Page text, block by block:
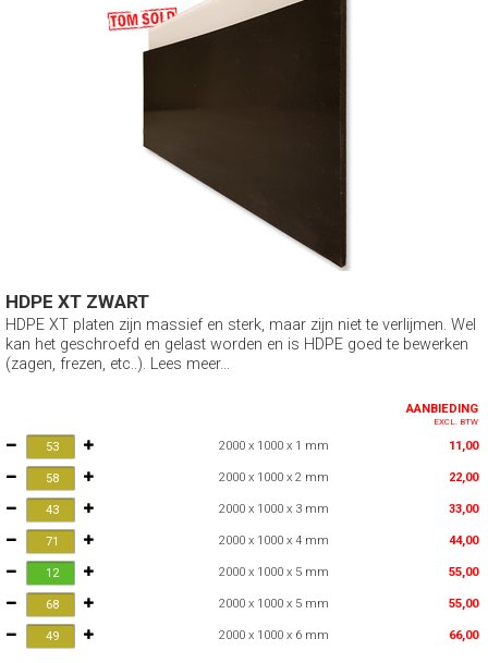
HDPE XT ZWART
HDPE XT platen zijn massief en sterk, maar zijn niet te verlijmen. Wel
kan het geschroefd en gelast worden en is HDPE goed te bewerken
(zagen, frezen, etc..). Lees meer...
AANBIEDING
EXCL. BTW
2000 x 1000 x 1 mm 11,00
2000 x 1000 x 2 mm 22,00
2000 x 1000 x 3 mm 33,00
2000 x 1000 x 4 mm 44,00
2000 x 1000 x 5 mm 55,00
2000 x 1000 x 5 mm 55,00
2000 x 1000 x 6 mm 66,00